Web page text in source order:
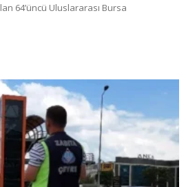
64’üncü Uluslararası Bursa